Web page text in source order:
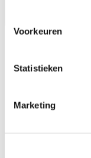
Voorkeuren
Statistieken
Marketing